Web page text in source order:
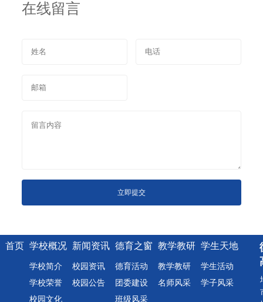
在线留言
立即提交
首页 学校概况
学校简介
学校荣誉
校园文化
新闻资讯
校园资讯
校园公告
德育之窗
德育活动
团委建设
班级风采
教学教研
教学教研
名师风采
学生天地
学生活动
学子风采